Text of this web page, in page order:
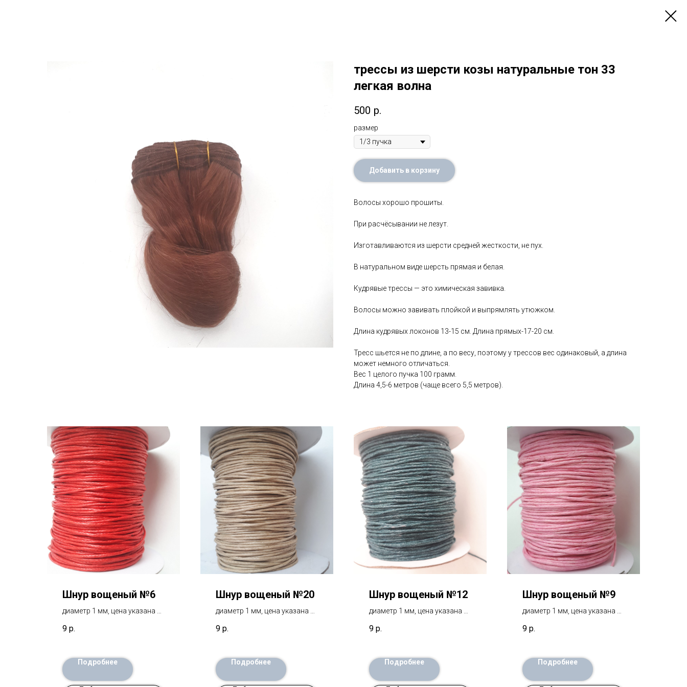
трессы из шерсти козы натуральные тон 33
легкая волна
500 р.
размер
Добавить в корзину
Волосы хорошо прошиты.
При расчёсывании не лезут.
Изготавливаются из шерсти средней жесткости, не пух.
В натуральном виде шерсть прямая и белая.
Кудрявые трессы — это химическая завивка.
Волосы можно завивать плойкой и выпрямлять утюжком.
Длина кудрявых локонов 13-15 см. Длина прямых-17-20 см.
Тресс шьется не по длине, а по весу, поэтому у трессов вес одинаковый, а длина
может немного отличаться.
Вес 1 целого пучка 100 грамм.
Длина 4,5-6 метров (чаще всего 5,5 метров).
Шнур вощеный №6
диаметр 1 мм, цена указана за
9 р.
Подробнее
Шнур вощеный №20
диаметр 1 мм, цена указана за
9 р.
Подробнее
Шнур вощеный №12
диаметр 1 мм, цена указана за
9 р.
Подробнее
Шнур вощеный №9
диаметр 1 мм, цена указана за
9 р.
Подробнее